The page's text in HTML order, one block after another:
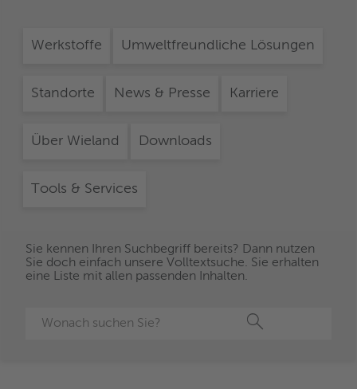
Werkstoffe Umweltfreundliche Lösungen
Standorte News & Presse Karriere
Über Wieland Downloads
Tools & Services
Sie kennen Ihren Suchbegriff bereits? Dann nutzen
Sie doch einfach unsere Volltextsuche. Sie erhalten
eine Liste mit allen passenden Inhalten.